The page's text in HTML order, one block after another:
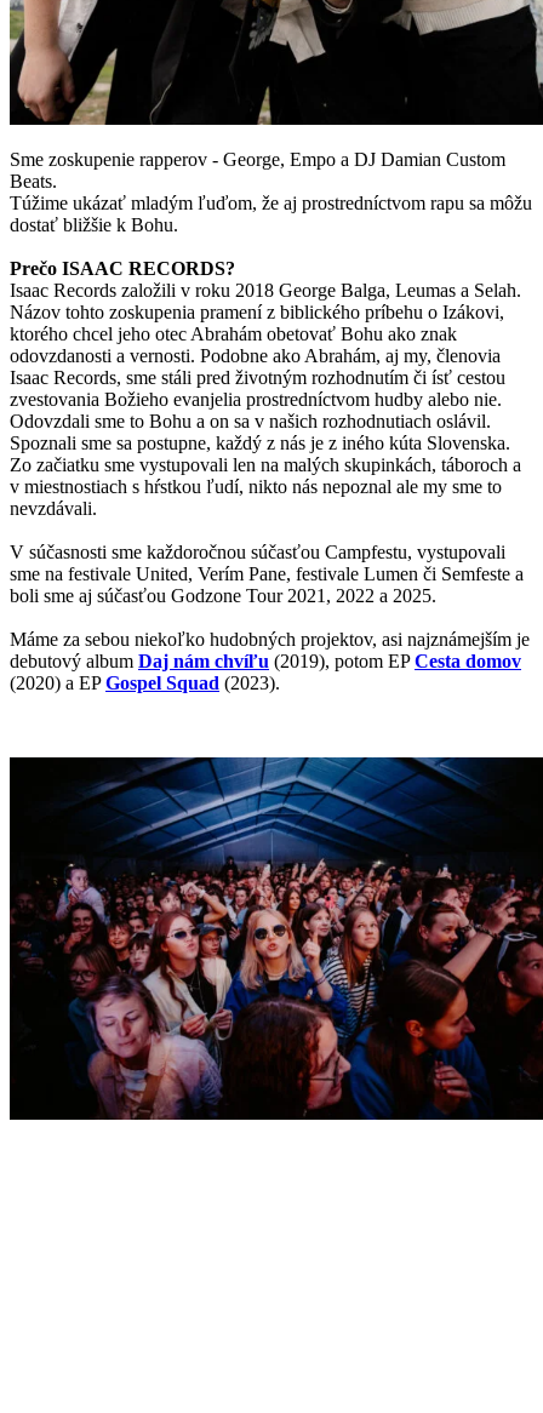
Sme zoskupenie rapperov - George, Empo a DJ Damian Custom
Beats.
Túžime ukázať mladým ľuďom, že aj prostredníctvom rapu sa môžu
dostať bližšie k Bohu.
Prečo ISAAC RECORDS?
Isaac Records založili v roku 2018 George Balga, Leumas a Selah.
Názov tohto zoskupenia pramení z biblického príbehu o Izákovi,
ktorého chcel jeho otec Abrahám obetovať Bohu ako znak
odovzdanosti a vernosti. Podobne ako Abrahám, aj my, členovia
Isaac Records, sme stáli pred životným rozhodnutím či ísť cestou
zvestovania Božieho evanjelia prostredníctvom hudby alebo nie.
Odovzdali sme to Bohu a on sa v našich rozhodnutiach oslávil.
Spoznali sme sa postupne, každý z nás je z iného kúta Slovenska.
Zo začiatku sme vystupovali len na malých skupinkách, táboroch a
v miestnostiach s hŕstkou ľudí, nikto nás nepoznal ale my sme to
nevzdávali.
V súčasnosti sme každoročnou súčasťou Campfestu, vystupovali
sme na festivale United, Verím Pane, festivale Lumen či Semfeste a
boli sme aj súčasťou Godzone Tour 2021, 2022 a 2025.
Máme za sebou niekoľko hudobných projektov, asi najznámejším je
debutový album Daj nám chvíľu (2019), potom EPCesta domov
(2020) a EPGospel Squad (2023).